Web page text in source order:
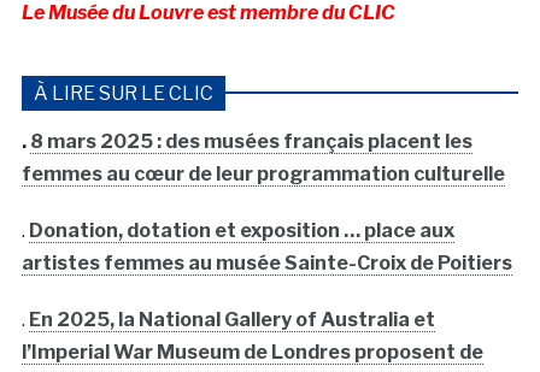
Le Musée du Louvre est membre du CLIC
À LIRE SUR LE CLIC
. 8 mars 2025 : des musées français placent les
femmes au cœur de leur programmation culturelle
. Donation, dotation et exposition … place aux
artistes femmes au musée Sainte-Croix de Poitiers
. En 2025, la National Gallery of Australia et
l’Imperial War Museum de Londres proposent de